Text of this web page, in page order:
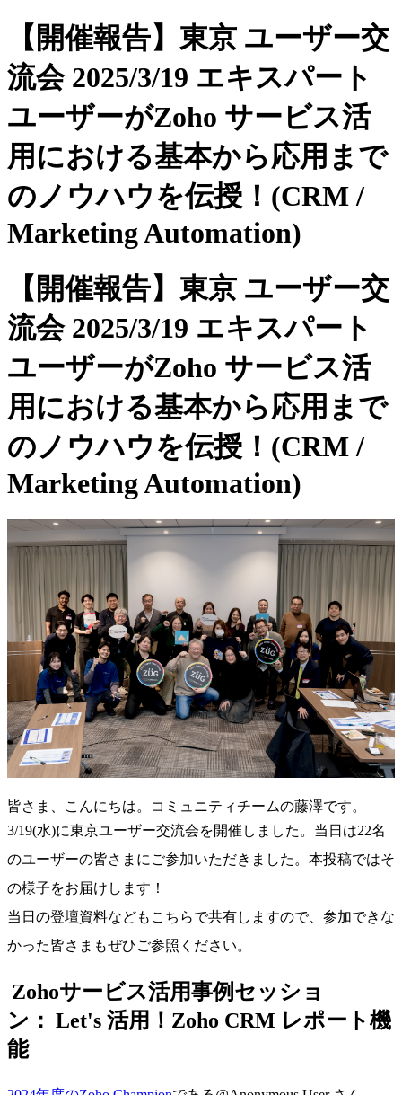
【開催報告】東京 ユーザー交
流会 2025/3/19 エキスパート
ユーザーがZoho サービス活
用における基本から応用まで
のノウハウを伝授！(CRM /
Marketing Automation)
【開催報告】東京 ユーザー交
流会 2025/3/19 エキスパート
ユーザーがZoho サービス活
用における基本から応用まで
のノウハウを伝授！(CRM /
Marketing Automation)
皆さま、こんにちは。コミュニティチームの藤澤です。
3/19(水)に東京ユーザー交流会を開催しました。当日は22名
のユーザーの皆さまにご参加いただきました。本投稿ではそ
の様子をお届けします！
当日の登壇資料などもこちらで共有しますので、参加できな
かった皆さまもぜひご参照ください。
Zohoサービス活用事例セッショ
ン： Let's 活用！Zoho CRM レポート機
能